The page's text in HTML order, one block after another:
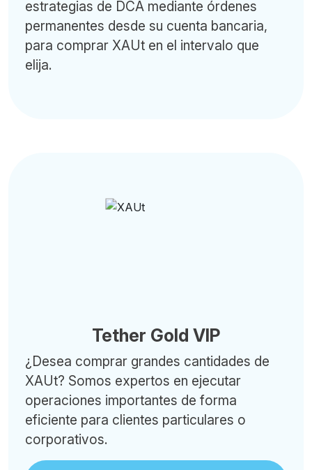
estrategias de DCA mediante órdenes
permanentes desde su cuenta bancaria,
para comprar XAUt en el intervalo que
elija.
Tether Gold VIP
¿Desea comprar grandes cantidades de
XAUt? Somos expertos en ejecutar
operaciones importantes de forma
eficiente para clientes particulares o
corporativos.